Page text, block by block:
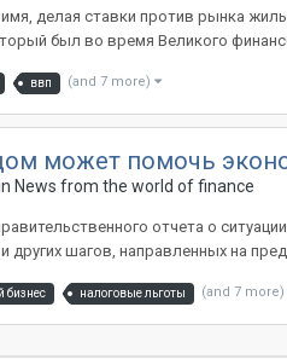
делая ставки против рынка
был во время Великого
ввп (and 7 more)
может помочь
News from the world of finance
отчета о
других шагов, направленных на
бизнес налоговые льготы (and 7 more)